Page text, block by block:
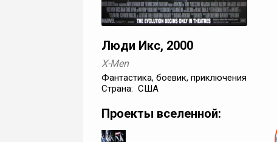
Люди Икс, 2000
X-Men
Фантастика, боевик, приключения
Страна: США
Проекты вселенной: